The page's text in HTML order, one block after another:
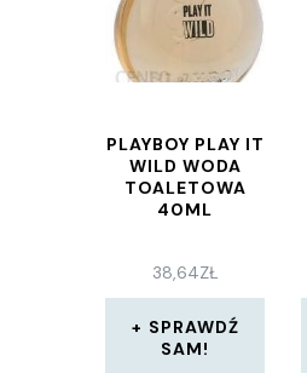
PLAYBOY PLAY IT
WILD WODA
TOALETOWA
40ML
38,64ZŁ
SPRAWDŹ
SAM!